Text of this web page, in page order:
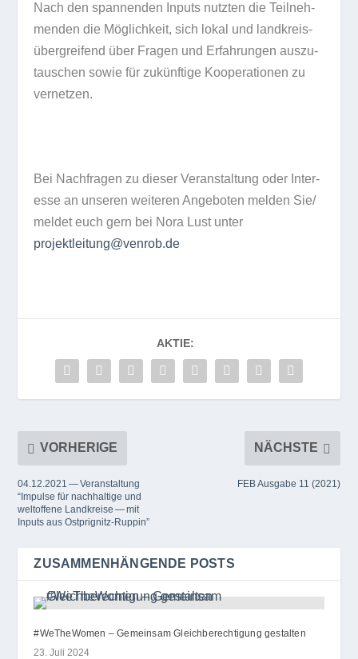
Nach den span­nen­den Inputs nutz­ten die Teil­neh­
men­den die Mög­lich­keit, sich lokal und land­kreis­
über­grei­fend über Fra­gen und Erfah­run­gen aus­zu­
tau­schen sowie für zukünf­tige Koope­ra­tio­nen zu
vernetzen.
Bei Nach­fra­gen zu die­ser Ver­an­stal­tung oder Inter­
esse an unse­ren wei­te­ren Ange­bo­ten mel­den Sie/​
meldet euch gern bei Nora Lust unter
projektleitung@venrob.de
AKTIE:
VORHERIGE
04.12.2021 — Veranstaltung
“Impulse für nachhaltige und
weltoffene Landkreise — mit
Inputs aus Ostprignitz-Ruppin”
NÄCHSTE
FEB Ausgabe 11 (2021)
ZUSAMMENHÄNGENDE POSTS
#WeTheWomen – Gemeinsam Gleichberechtigung gestalten
23. Juli 2024